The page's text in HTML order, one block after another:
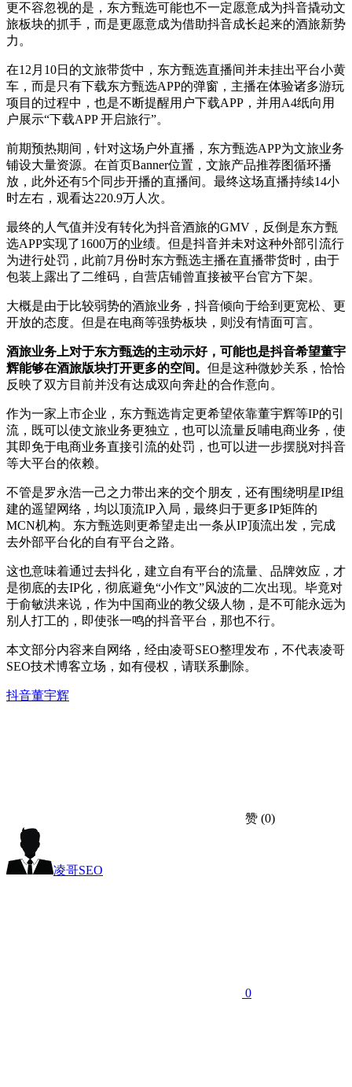
更不容忽视的是，东方甄选可能也不一定愿意成为抖音撬动文
旅板块的抓手，而是更愿意成为借助抖音成长起来的酒旅新势
力。
在12月10日的文旅带货中，东方甄选直播间并未挂出平台小黄
车，而是只有下载东方甄选APP的弹窗，主播在体验诸多游玩
项目的过程中，也是不断提醒用户下载APP，并用A4纸向用
户展示“下载APP 开启旅行”。
前期预热期间，针对这场户外直播，东方甄选APP为文旅业务
铺设大量资源。在首页Banner位置，文旅产品推荐图循环播
放，此外还有5个同步开播的直播间。最终这场直播持续14小
时左右，观看达220.9万人次。
最终的人气值并没有转化为抖音酒旅的GMV，反倒是东方甄
选APP实现了1600万的业绩。但是抖音并未对这种外部引流行
为进行处罚，此前7月份时东方甄选主播在直播带货时，由于
包装上露出了二维码，自营店铺曾直接被平台官方下架。
大概是由于比较弱势的酒旅业务，抖音倾向于给到更宽松、更
开放的态度。但是在电商等强势板块，则没有情面可言。
酒旅业务上对于东方甄选的主动示好，可能也是抖音希望董宇
辉能够在酒旅版块打开更多的空间。 但是这种微妙关系，恰恰
反映了双方目前并没有达成双向奔赴的合作意向。
作为一家上市企业，东方甄选肯定更希望依靠董宇辉等IP的引
流，既可以使文旅业务更独立，也可以流量反哺电商业务，使
其即免于电商业务直接引流的处罚，也可以进一步摆脱对抖音
等大平台的依赖。
不管是罗永浩一己之力带出来的交个朋友，还有围绕明星IP组
建的遥望网络，均以顶流IP入局，最终归于更多IP矩阵的
MCN机构。东方甄选则更希望走出一条从IP顶流出发，完成
去外部平台化的自有平台之路。
这也意味着通过去抖化，建立自有平台的流量、品牌效应，才
是彻底的去IP化，彻底避免“小作文”风波的二次出现。毕竟对
于俞敏洪来说，作为中国商业的教父级人物，是不可能永远为
别人打工的，即使张一鸣的抖音平台，那也不行。
本文部分内容来自网络，经由凌哥SEO整理发布，不代表凌哥
SEO技术博客立场，如有侵权，请联系删除。
抖音董宇辉
赞 (0)
凌哥SEO
0